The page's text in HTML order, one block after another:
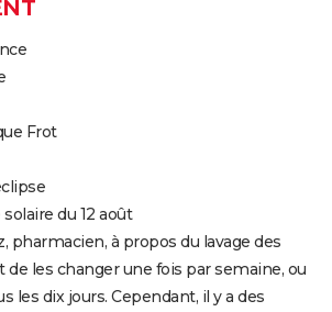
Frot
du 12 août
pharmacien, à propos du lavage des
de les changer une fois par semaine, ou
les dix jours. Cependant, il y a des